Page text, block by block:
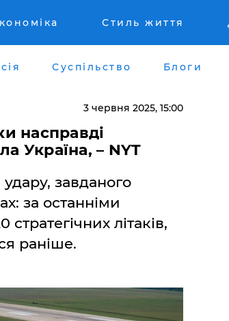
Стиль життя
Суспільство Блоги
3 червня 2025, 15:00
насправді
Україна, – NYT
завданого
за останніми
літаків,
раніше.